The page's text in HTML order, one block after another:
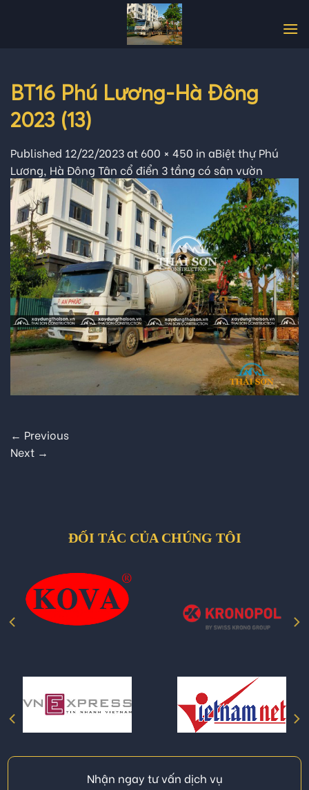
BT16 Phú Lương-Hà Đông
2023 (13)
Published 12/22/2023at 600 × 450 in aBiệt thự Phú
Lương, Hà Đông Tân cổ điển 3 tầng có sân vườn
← Previous
Next →
ĐỐI TÁC CỦA CHÚNG TÔI
Nhận ngay tư vấn dịch vụ